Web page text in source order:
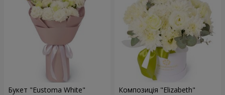
Букет "Eustoma White" Композиція "Elizabeth"